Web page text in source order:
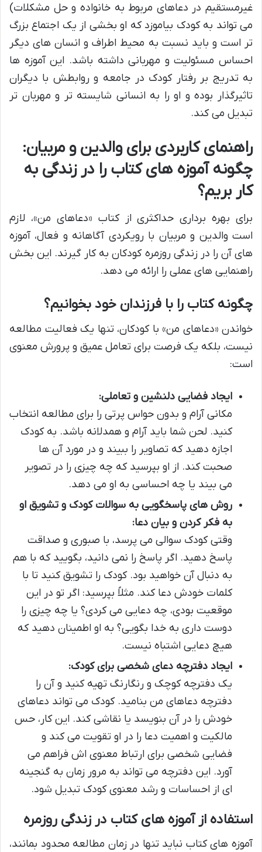
غیرمستقیم در دعاهای مربوط به خانواده و حل مشکلات)
می تواند به کودک بیاموزد که او بخشی از یک اجتماع بزرگ
تر است و باید نسبت به محیط اطراف و انسان های دیگر
احساس مسئولیت و مهربانی داشته باشد. این آموزه ها
به تدریج بر رفتار کودک در جامعه و روابطش با دیگران
تاثیرگذار بوده و او را به انسانی شایسته تر و مهربان تر
تبدیل می کند.
راهنمای کاربردی برای والدین و مربیان:
چگونه آموزه های کتاب را در زندگی به
کار بریم؟
برای بهره برداری حداکثری از کتاب «دعاهای من»، لازم
است والدین و مربیان با رویکردی آگاهانه و فعال، آموزه
های آن را در زندگی روزمره کودکان به کار گیرند. این بخش
راهنمایی های عملی را ارائه می دهد.
چگونه کتاب را با فرزندان خود بخوانیم؟
خواندن «دعاهای من» با کودکان، تنها یک فعالیت مطالعه
نیست، بلکه یک فرصت برای تعامل عمیق و پرورش معنوی
است:
ایجاد فضایی دلنشین و تعاملی:
مکانی آرام و بدون حواس پرتی را برای مطالعه انتخاب
کنید. لحن شما باید آرام و همدلانه باشد. به کودک
اجازه دهید که تصاویر را ببیند و در مورد آن ها
صحبت کند. از او بپرسید که چه چیزی را در تصویر
می بیند یا چه احساسی به او می دهد.
روش های پاسخگویی به سوالات کودک و تشویق او
به فکر کردن و بیان دعا:
وقتی کودک سوالی می پرسد، با صبوری و صداقت
پاسخ دهید. اگر پاسخ را نمی دانید، بگویید که با هم
به دنبال آن خواهید بود. کودک را تشویق کنید تا با
کلمات خودش دعا کند. مثلاً بپرسید: اگر تو در این
موقعیت بودی، چه دعایی می کردی؟ یا چه چیزی را
دوست داری به خدا بگویی؟ به او اطمینان دهید که
هیچ دعایی اشتباه نیست.
ایجاد دفترچه دعای شخصی برای کودک:
یک دفترچه کوچک و رنگارنگ تهیه کنید و آن را
دفترچه دعاهای من بنامید. کودک می تواند دعاهای
خودش را در آن بنویسد یا نقاشی کند. این کار، حس
مالکیت و اهمیت دعا را در او تقویت می کند و
فضایی شخصی برای ارتباط معنوی اش فراهم می
آورد. این دفترچه می تواند به مرور زمان به گنجینه
ای از احساسات و رشد معنوی کودک تبدیل شود.
استفاده از آموزه های کتاب در زندگی روزمره
آموزه های کتاب نباید تنها در زمان مطالعه محدود بمانند،